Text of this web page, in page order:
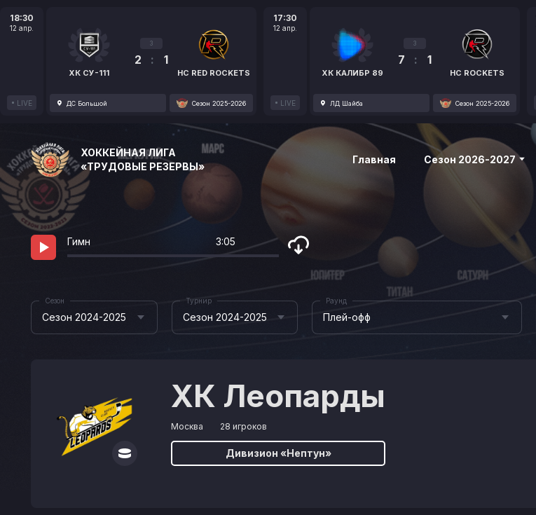
18:30
12 апр.
LIVE
ХК СУ-111
3
2 : 1
HC RED ROCKETS
ДС Большой Сезон 2025-2026
17:30
12 апр.
LIVE
ХК КАЛИБР 89
3
7 : 1
HC ROCKETS
ЛД Шайба Сезон 2025-2026
ХОККЕЙНАЯ ЛИГА
«ТРУДОВЫЕ РЕЗЕРВЫ»
Главная Сезон 2026-2027
Гимн 3:05
Сезон 2024-2025
Сезон
Сезон 2024-2025
Турнир
Плей-офф
Раунд
ХК Леопарды
Москва 28 игроков
Дивизион «Нептун»